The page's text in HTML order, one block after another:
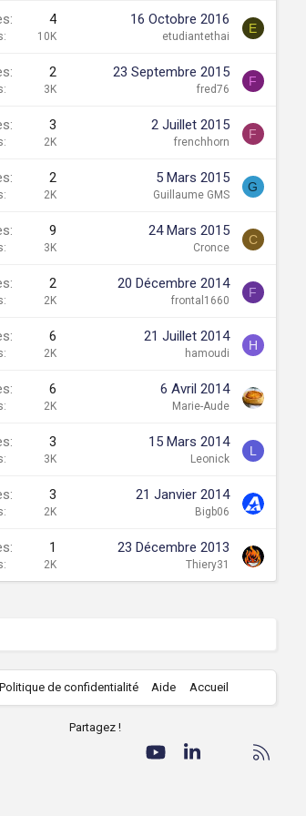
4
10K
16 Octobre 2016
etudiantethai
E
2
3K
23 Septembre 2015
fred76
F
3
2K
2 Juillet 2015
frenchhorn
F
2
2K
5 Mars 2015
Guillaume GMS
G
9
3K
24 Mars 2015
Cronce
C
2
2K
20 Décembre 2014
frontal1660
F
6
2K
21 Juillet 2014
hamoudi
H
6
2K
6 Avril 2014
Marie-Aude
3
3K
15 Mars 2014
Leonick
L
3
2K
21 Janvier 2014
Bigb06
1
2K
23 Décembre 2013
Thiery31
Politique de confidentialité Aide Accueil
S
Partagez !
FacebookTwitter youtubeLinkedInNous